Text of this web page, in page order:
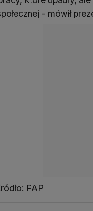
- mówił
PAP